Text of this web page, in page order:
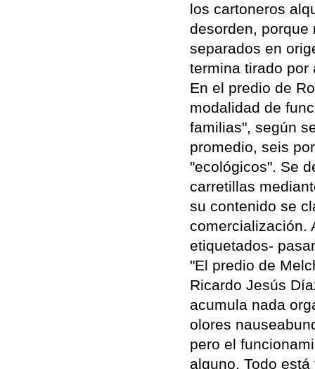
los cartoneros
desorden, porque
separados en
termina tirado por
En el predio de
modalidad de
familias", según
promedio, seis
"ecológicos". Se
carretillas
su contenido se
comercialización.
etiquetados-
"El predio de
Ricardo Jesús
acumula nada
olores
pero el
alguno. Todo